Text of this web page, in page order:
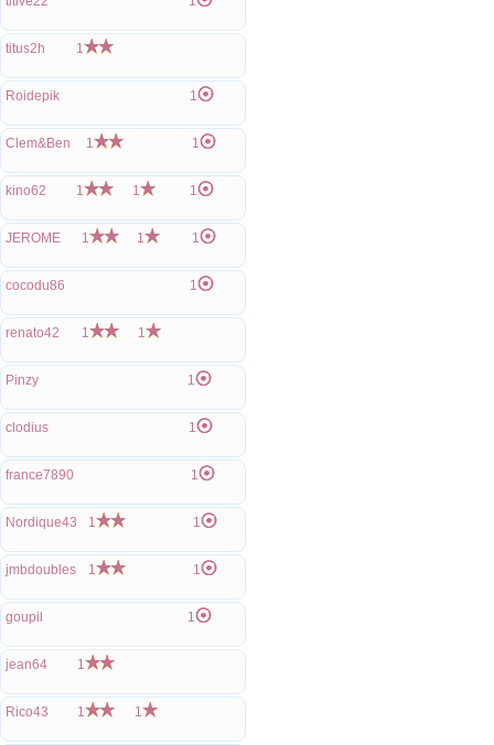
titus2h 1
Roidepik 1
Clem&Ben 1 1
kino62 1 1 1
JEROME 1 1 1
cocodu86 1
renato42 1 1
Pinzy 1
clodius 1
france7890 1
Nordique43 1 1
jmbdoubles 1 1
goupil 1
jean64 1
Rico43 1 1